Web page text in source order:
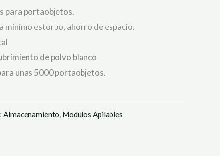
para portaobjetos.
mínimo estorbo, ahorro de espacio.
de polvo blanco
unas 5000 portaobjetos.
Almacenamiento, Modulos Apilables